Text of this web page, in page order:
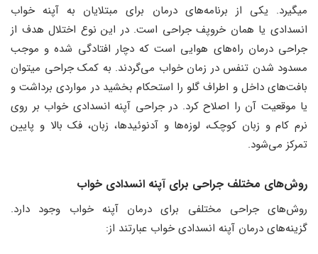
میگیرد. یکی از برنامه‌های درمان برای مبتلایان به آپنه خواب
انسدادی یا همان خروپف جراحی است. در این نوع اختلال هدف از
جراحی درمان راه‌های هوایی است که دچار افتادگی شده و موجب
مسدود شدن تنفس در زمان خواب می‌گردند. به کمک جراحی میتوان
بافت‌های داخل و اطراف گلو را استحکام بخشید در مواردی برداشت و
یا موقعیت آن را اصلاح کرد. در جراحی آپنه انسدادی خواب بر روی
نرم کام و زبان کوچک، لوزه‌ها و آدنوئید‌ها، زبان، فک بالا و پایین
تمرکز می‌شود.
روش‌های مختلف جراحی برای آپنه انسدادی خواب
روش‌های جراحی مختلفی برای درمان آپنه خواب وجود دارد.
گزینه‌های درمان آپنه انسدادی خواب عبارتند از: